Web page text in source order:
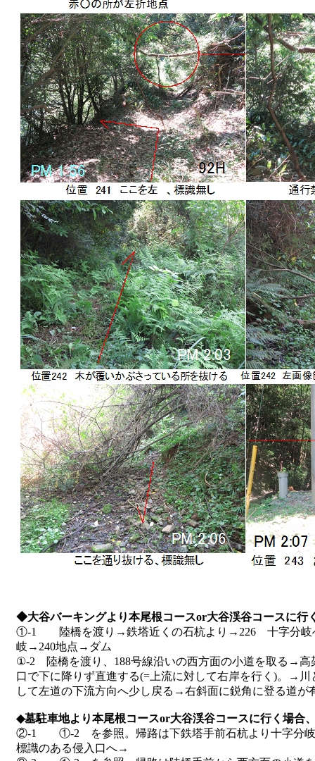
◆大谷バーキングより本尾根コースor大谷渓谷コースに行
①-1 陸橋を渡り→鉄塔近くの石杭より→226 十字分岐
岐→240地点→ダム
①-2 陸橋を渡り、188号線沿いの西方面の小道を取る→
口で下に降りず直進する(=上流に対して右岸を行く)。→
して左道の下流方向へ少し戻る→右斜面に鋭角に登る道
◆墓駐車地より本尾根コースor大谷渓谷コースに行く場合
②-1 ①-2 を参照。帰路は下鉄塔手前石杭より十字分
標識のある侵入口へ→